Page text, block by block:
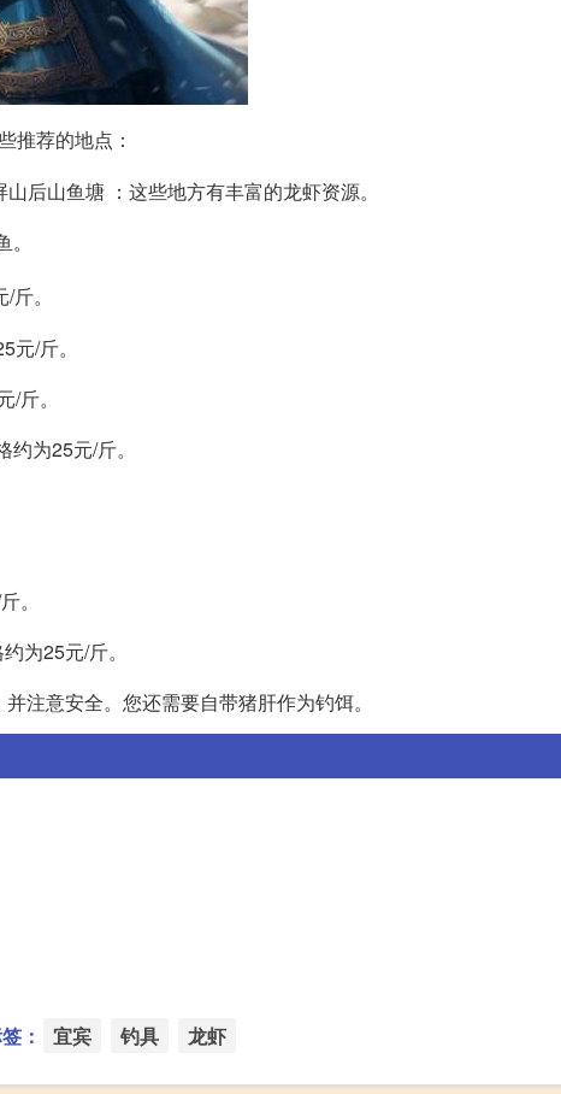
推荐的地点：
后山鱼塘 ：这些地方有丰富的龙虾资源。
。
/斤。
斤。
为25元/斤。
。
为25元/斤。
注意安全。您还需要自带猪肝作为钓饵。
： 宜宾 钓具 龙虾